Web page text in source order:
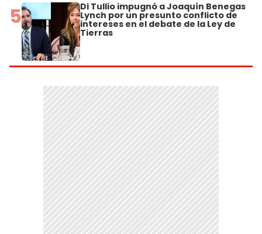
5 Di Tullio impugnó a Joaquín Benegas
Lynch por un presunto conflicto de
intereses en el debate de la Ley de
Tierras